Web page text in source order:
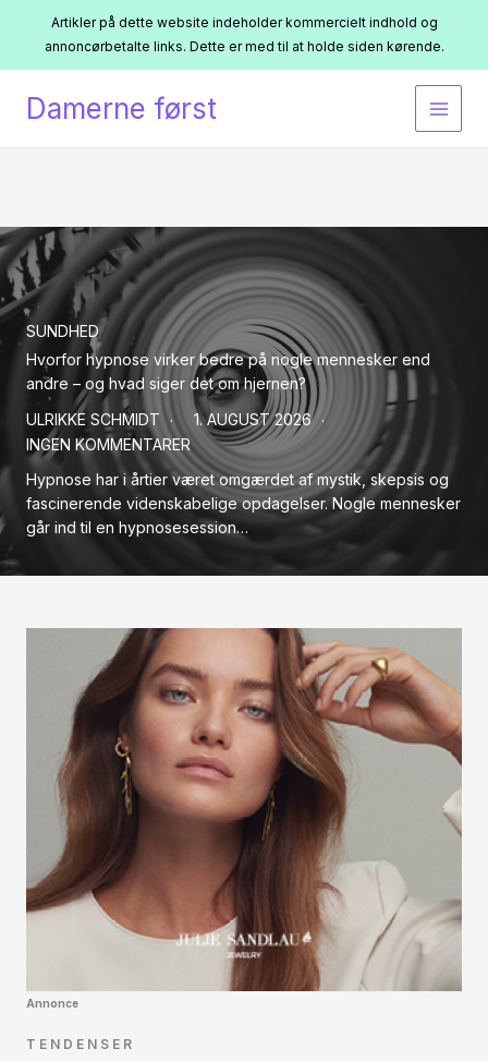
Artikler på dette website indeholder kommercielt indhold og
annoncørbetalte links. Dette er med til at holde siden kørende.
Damerne først
SUNDHED
Hvorfor hypnose virker bedre på nogle mennesker end
andre – og hvad siger det om hjernen?
ULRIKKE SCHMIDT
1. AUGUST 2026
INGEN KOMMENTARER
Hypnose har i årtier været omgærdet af mystik, skepsis og
fascinerende videnskabelige opdagelser. Nogle mennesker
går ind til en hypnosesession…
Annonce
TENDENSER